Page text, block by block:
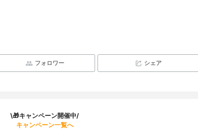
フォロワー シェア
\🎁キャンペーン開催中/
キャンペーン一覧へ